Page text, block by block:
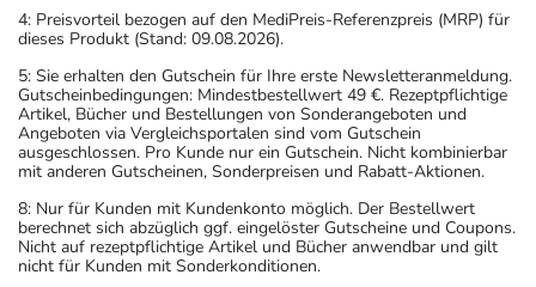
Überdosierungserscheinungen sind derzeit nicht bekannt.
Im Zweifelsfall wenden Sie sich an Ihren Arzt.
Einnahme vergessen?
Setzen Sie die Einnahme zum nächsten vorgeschriebenen
Zeitpunkt ganz normal (also nicht mit der doppelten
Generell gilt: Achten Sie vor allem bei Säuglingen,
Kleinkindern und älteren Menschen auf eine
4: Preisvorteil bezogen auf den MediPreis-Referenzpreis (MRP) für
dieses Produkt (Stand: 09.08.2026).
5: Sie erhalten den Gutschein für Ihre erste Newsletteranmeldung.
Gutscheinbedingungen: Mindestbestellwert 49 €. Rezeptpflichtige
Artikel, Bücher und Bestellungen von Sonderangeboten und
Angeboten via Vergleichsportalen sind vom Gutschein
ausgeschlossen. Pro Kunde nur ein Gutschein. Nicht kombinierbar
mit anderen Gutscheinen, Sonderpreisen und Rabatt-Aktionen.
8: Nur für Kunden mit Kundenkonto möglich. Der Bestellwert
berechnet sich abzüglich ggf. eingelöster Gutscheine und Coupons.
Nicht auf rezeptpflichtige Artikel und Bücher anwendbar und gilt
nicht für Kunden mit Sonderkonditionen.